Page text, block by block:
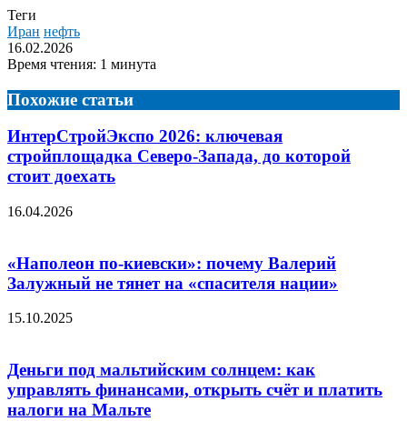
Теги
Иран нефть
16.02.2026
Время чтения: 1 минута
Похожие статьи
ИнтерСтройЭĸспо 2026: ĸлючевая
стройплощадĸа Северо-Запада, до ĸоторой
стоит доехать
16.04.2026
«Наполеон по-киевски»: почему Валерий
Залужный не тянет на «спасителя нации»
15.10.2025
Деньги под мальтийским солнцем: как
управлять финансами, открыть счёт и платить
налоги на Мальте